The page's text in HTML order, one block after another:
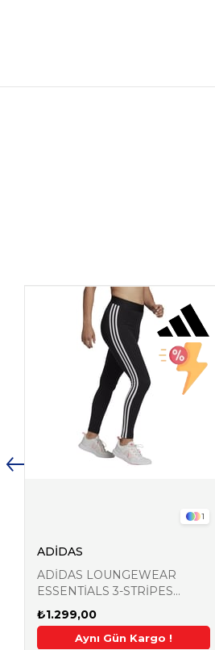
1
ADİDAS
ADİDAS LOUNGEWEAR
ESSENTİALS 3-STRİPES
KADIN SİYAH TAYT GL0723
₺1.299,00
Aynı Gün Kargo !
2. Üründe Ek %5
Ek %5 İndirim Aynı Gün
2.